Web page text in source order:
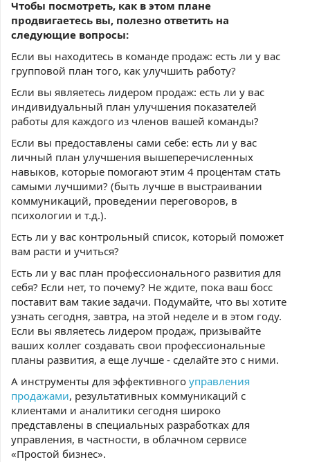
Чтобы посмотреть, как в этом плане
продвигаетесь вы, полезно ответить на
следующие вопросы:
Если вы находитесь в команде продаж: есть ли у вас
групповой план того, как улучшить работу?
Если вы являетесь лидером продаж: есть ли у вас
индивидуальный план улучшения показателей
работы для каждого из членов вашей команды?
Если вы предоставлены сами себе: есть ли у вас
личный план улучшения вышеперечисленных
навыков, которые помогают этим 4 процентам стать
самыми лучшими? (быть лучше в выстраивании
коммуникаций, проведении переговоров, в
психологии и т.д.).
Есть ли у вас контрольный список, который поможет
вам расти и учиться?
Есть ли у вас план профессионального развития для
себя? Если нет, то почему? Не ждите, пока ваш босс
поставит вам такие задачи. Подумайте, что вы хотите
узнать сегодня, завтра, на этой неделе и в этом году.
Если вы являетесь лидером продаж, призывайте
ваших коллег создавать свои профессиональные
планы развития, а еще лучше - сделайте это с ними.
А инструменты для эффективного управления
продажами, результативных коммуникаций с
клиентами и аналитики сегодня широко
представлены в специальных разработках для
управления, в частности, в облачном сервисе
«Простой бизнес».